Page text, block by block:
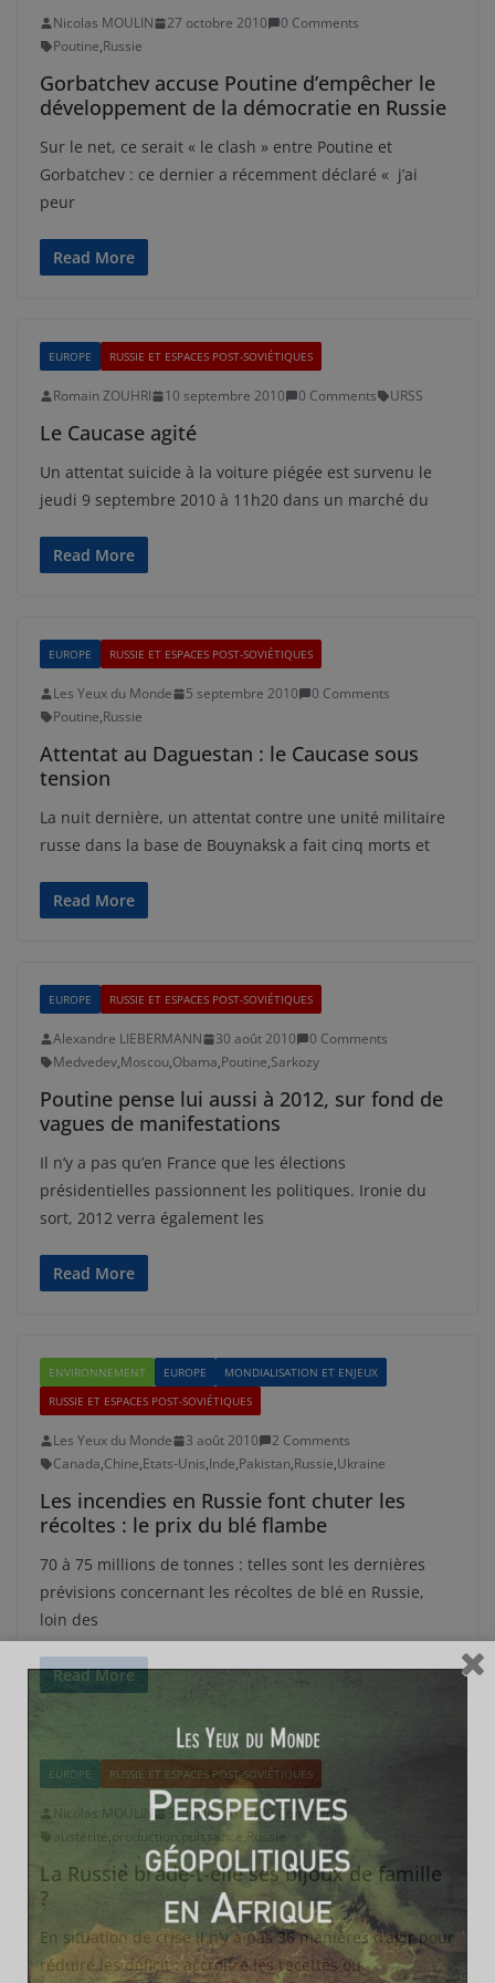
Nicolas MOULIN 27 octobre 2010
0 Comments
Poutine,Russie
Gorbatchev accuse Poutine d’empêcher le
développement de la démocratie en Russie
Sur le net, ce serait « le clash » entre Poutine et
Gorbatchev : ce dernier a récemment déclaré « j’ai
peur
Read More
EUROPE RUSSIE ET ESPACES POST-SOVIÉTIQUES
Romain ZOUHRI 10 septembre 2010 0 Comments URSS
Le Caucase agité
Un attentat suicide à la voiture piégée est survenu le
jeudi 9 septembre 2010 à 11h20 dans un marché du
Read More
EUROPE RUSSIE ET ESPACES POST-SOVIÉTIQUES
Les Yeux du Monde 5 septembre 2010
0 Comments
Poutine,Russie
Attentat au Daguestan : le Caucase sous
tension
La nuit dernière, un attentat contre une unité militaire
russe dans la base de Bouynaksk a fait cinq morts et
Read More
EUROPE RUSSIE ET ESPACES POST-SOVIÉTIQUES
Alexandre LIEBERMANN 30 août 2010
0 Comments
Medvedev,Moscou,Obama,Poutine,Sarkozy
Poutine pense lui aussi à 2012, sur fond de
vagues de manifestations
Il n’y a pas qu’en France que les élections
présidentielles passionnent les politiques. Ironie du
sort, 2012 verra également les
Read More
ENVIRONNEMENT EUROPE
MONDIALISATION ET ENJEUX
RUSSIE ET ESPACES POST-SOVIÉTIQUES
Les Yeux du Monde 3 août 2010
2 Comments
Canada,Chine,Etats-Unis,Inde,Pakistan,Russie,Ukraine
Les incendies en Russie font chuter les
récoltes : le prix du blé flambe
70 à 75 millions de tonnes : telles sont les dernières
prévisions concernant les récoltes de blé en Russie,
loin des
Read More
EUROPE RUSSIE ET ESPACES POST-SOVIÉTIQUES
Nicolas MOULIN 31 juillet 2010
0 Comments
austérité,production ,puissance,Russie
La Russie brade-t-elle ses bijoux de famille
?
En situation de crise il n’y a pas 36 manières d’agir pour
réduire les déficit : accroître les recettes ou